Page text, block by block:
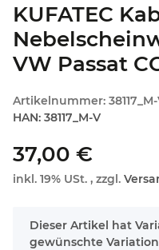
KUFATEC
VW Passat
Artikelnummer:
HAN: 38117_M-V
37,00 €
inkl. 19% USt. , zzgl.
x
Dieser Artikel hat
gewünschte